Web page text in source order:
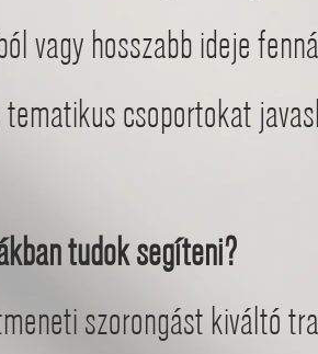
vagy hosszabb ideje
tematikus csoportokat
tudok segíteni?
szorongást